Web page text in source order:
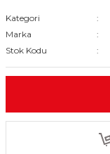
Kategori
Marka
Stok Kodu